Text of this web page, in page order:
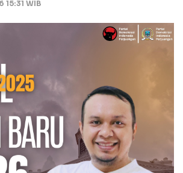
15:31 WIB